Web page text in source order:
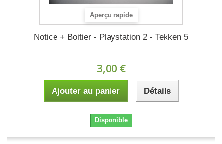
Aperçu rapide
Notice + Boitier - Playstation 2 - Tekken 5
3,00 €
Ajouter au panier Détails
Disponible